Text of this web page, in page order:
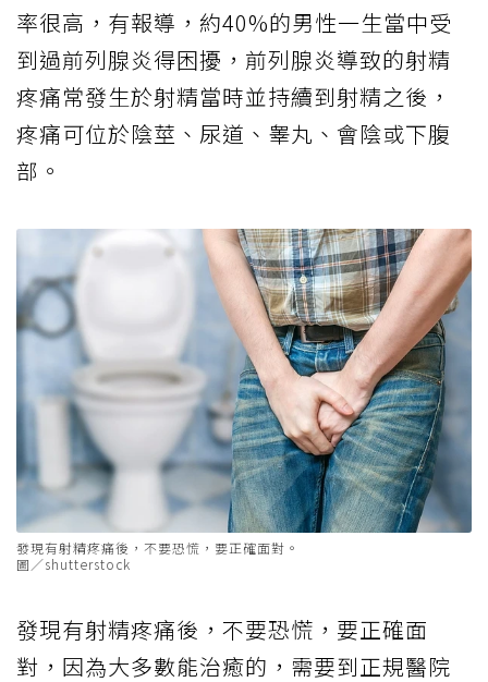
率很高，有報導，約40%的男性一生當中受
到過前列腺炎得困擾，前列腺炎導致的射精
疼痛常發生於射精當時並持續到射精之後，
疼痛可位於陰莖、尿道、睾丸、會陰或下腹
部。
發現有射精疼痛後，不要恐慌，要正確面對。
圖／shutterstock
發現有射精疼痛後，不要恐慌，要正確面
對，因為大多數能治癒的，需要到正規醫院